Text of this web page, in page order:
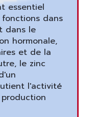
essentiel
dans
dans le
hormonale,
et de la
le zinc
l'activité